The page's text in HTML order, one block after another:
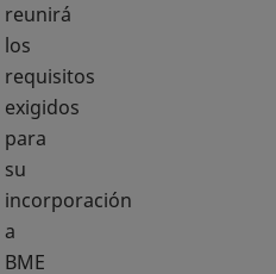
reunirá
los
requisitos
exigidos
para
su
incorporación
a
BME